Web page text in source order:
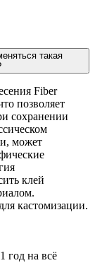
такая
Fiber
позволяет
сохранении
может
клей
кастомизации.
год на всё